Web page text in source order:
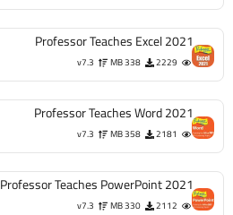
Professor Teaches Excel 2021
2229
338 MB
v7.3
Professor Teaches Word 2021
2181
358 MB
v7.3
Professor Teaches PowerPoint 2021
2112
330 MB
v7.3